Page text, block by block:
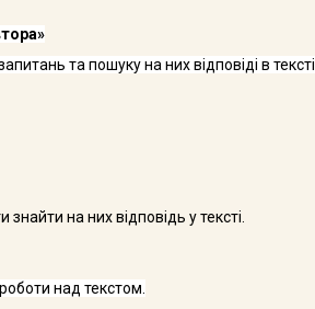
та пошуку на них відповіді в тексті.
на них відповідь у тексті.
над текстом.